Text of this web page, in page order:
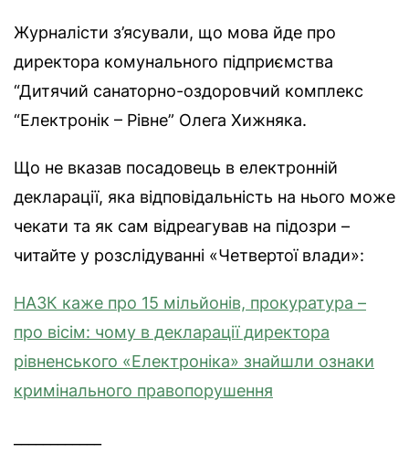
Журналісти з’ясували, що мова йде про
директора комунального підприємства
“Дитячий санаторно-оздоровчий комплекс
“Електронік – Рівне” Олега Хижняка.
Що не вказав посадовець в електронній
декларації, яка відповідальність на нього може
чекати та як сам відреагував на підозри –
читайте у розслідуванні «Четвертої влади»:
НАЗК каже про 15 мільйонів, прокуратура –
про вісім: чому в декларації директора
рівненського «Електроніка» знайшли ознаки
кримінального правопорушення